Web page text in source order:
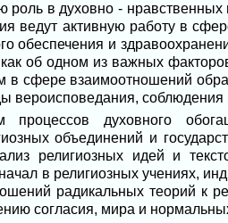
роль в духовно -
ведут активную работу в
обеспечения и
об одном из важных
в сфере взаимоотношений
вероисповедания, соблюдения
духовного
объединений и
религиозных идей и
в религиозных учениях,
радикальных теорий к
согласия, мира и